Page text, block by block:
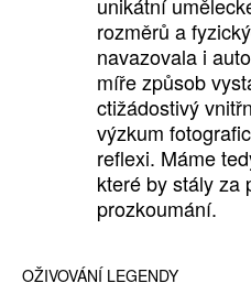
rozměrů a
navazovala i
míře způsob
ctižádostivý
výzkum
reflexi. Máme
které by stály za
prozkoumání.
OŽIVOVÁNÍ LEGENDY